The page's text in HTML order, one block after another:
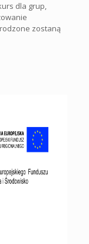
dla grup,
zostaną